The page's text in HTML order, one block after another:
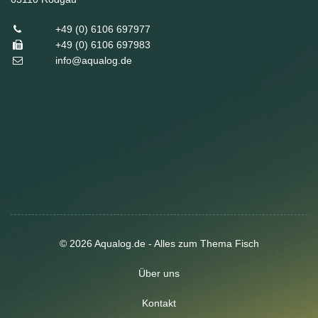
+49 (0) 6106 697977
+49 (0) 6106 697983
info@aqualog.de
© 2026 Aqualog.de - Alles zum Thema Fisch
Über uns
Kontakt